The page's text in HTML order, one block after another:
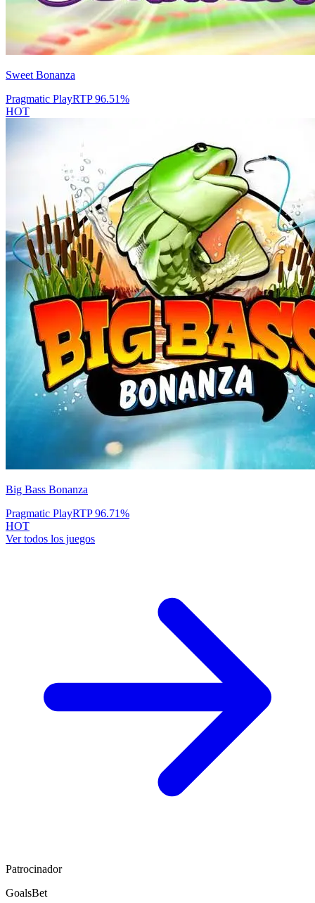
Sweet Bonanza
Pragmatic PlayRTP96.51%
HOT
Big Bass Bonanza
Pragmatic PlayRTP96.71%
HOT
Ver todos los juegos
Patrocinador
GoalsBet